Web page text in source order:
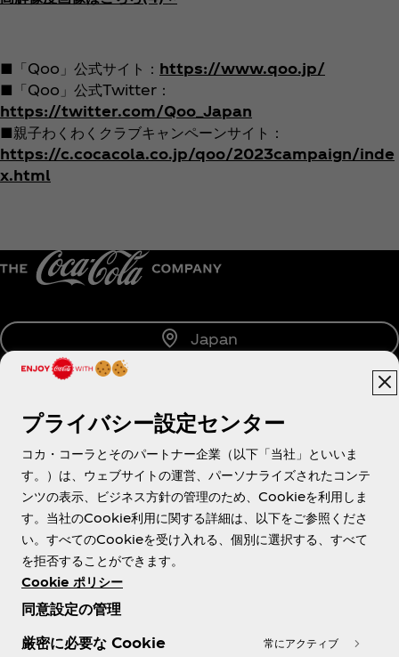
■「Qoo」公式サイト： https://www.qoo.jp/
■「Qoo」公式Twitter：
https://twitter.com/Qoo_Japan
■親子わくわくクラブキャンペーンサイト：
https://c.cocacola.co.jp/qoo/2023campaign/inde
x.html
Japan
About us
Need help?
各種ポリシー
プライバシー設定センター
コカ・コーラとそのパートナー企業（以下「当社」といいま
す。）は、ウェブサイトの運営、パーソナライズされたコンテ
ンツの表示、ビジネス方針の管理のため、Cookieを利用しま
す。当社のCookie利用に関する詳細は、以下をご参照くださ
い。すべてのCookieを受け入れる、個別に選択する、すべて
を拒否することができます。
Cookie ポリシー
同意設定の管理
厳密に必要な Cookie
常にアクティブ